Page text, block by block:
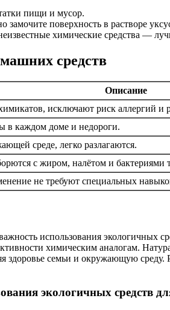
пищи и мусор.
замочите поверхность в растворе
химические средства —
средств
Описание
исключают риск аллергий и
в каждом доме и недороги.
среде, легко разлагаются.
с жиром, налётом и бактериями
не требуют специальных
использования экологичных
химическим аналогам.
семьи и окружающую среду.
экологичных средств